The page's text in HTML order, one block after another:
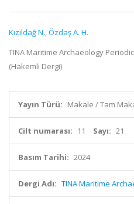
Kızıldağ N.,Özdaş A. H.
TINA Maritime Archaeology
(Hakemli Dergi)
Yayın Türü: Makale / Tam
Cilt numarası: 11 Sayı: 21
Basım Tarihi: 2024
Dergi Adı: TINA Maritime